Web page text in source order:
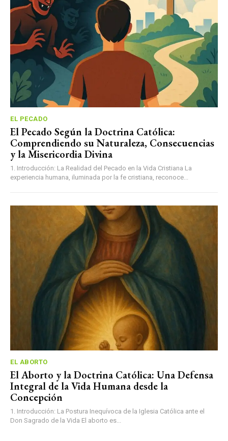
EL PECADO
El Pecado Según la Doctrina Católica:
Comprendiendo su Naturaleza, Consecuencias
y la Misericordia Divina
1. Introducción: La Realidad del Pecado en la Vida Cristiana La
experiencia humana, iluminada por la fe cristiana, reconoce...
EL ABORTO
El Aborto y la Doctrina Católica: Una Defensa
Integral de la Vida Humana desde la
Concepción
1. Introducción: La Postura Inequívoca de la Iglesia Católica ante el
Don Sagrado de la Vida El aborto es...